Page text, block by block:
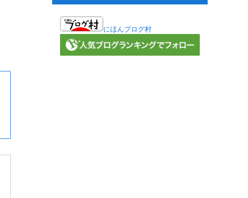
にほんブログ村